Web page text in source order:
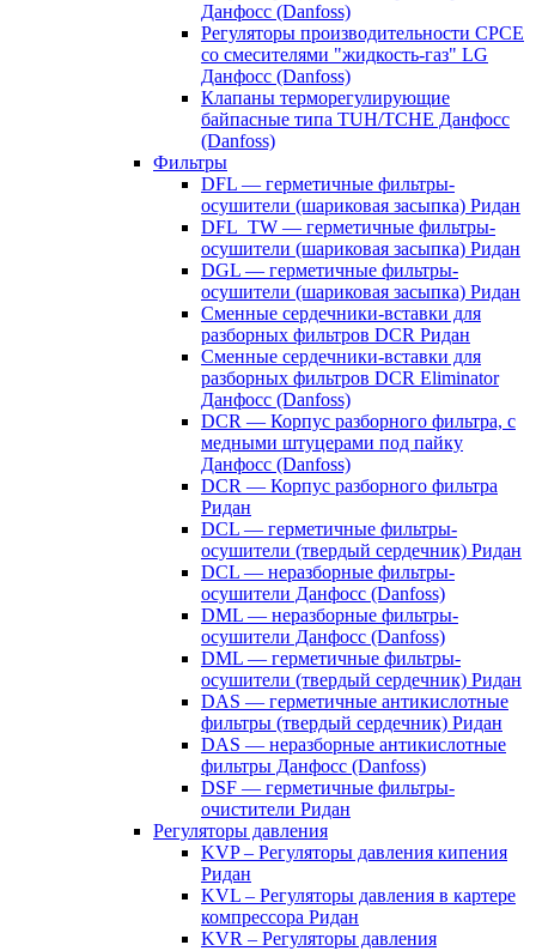
Данфосс (Danfoss)
Регуляторы производительности CPCE
со смесителями "жидкость-газ" LG
Данфосс (Danfoss)
Клапаны терморегулирующие
байпасные типа TUH/TCHE Данфосс
(Danfoss)
Фильтры
DFL — герметичные фильтры-
осушители (шариковая засыпка) Ридан
DFL_TW — герметичные фильтры-
осушители (шариковая засыпка) Ридан
DGL — герметичные фильтры-
осушители (шариковая засыпка) Ридан
Сменные сердечники-вставки для
разборных фильтров DCR Ридан
Сменные сердечники-вставки для
разборных фильтров DCR Eliminator
Данфосс (Danfoss)
DCR — Корпус разборного фильтра, с
медными штуцерами под пайку
Данфосс (Danfoss)
DCR — Корпус разборного фильтра
Ридан
DCL — герметичные фильтры-
осушители (твердый сердечник) Ридан
DCL — неразборные фильтры-
осушители Данфосс (Danfoss)
DML — неразборные фильтры-
осушители Данфосс (Danfoss)
DML — герметичные фильтры-
осушители (твердый сердечник) Ридан
DAS — герметичные антикислотные
фильтры (твердый сердечник) Ридан
DAS — неразборные антикислотные
фильтры Данфосс (Danfoss)
DSF — герметичные фильтры-
очистители Ридан
Регуляторы давления
KVP – Регуляторы давления кипения
Ридан
KVL – Регуляторы давления в картере
компрессора Ридан
KVR – Регуляторы давления